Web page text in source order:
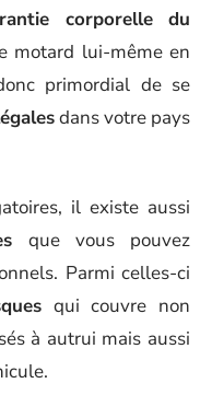
corporelle du
motard lui-même en
primordial de se
dans votre pays
il existe aussi
que vous pouvez
Parmi celles-ci
qui couvre non
à autrui mais aussi